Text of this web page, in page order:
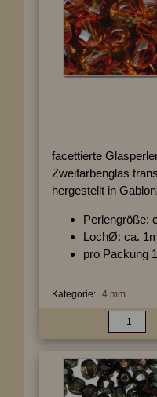
facettierte
Zweifarbenglas
hergestellt in
Perlengröße:
LochØ: ca.
pro Packung
Kategorie: 4 mm